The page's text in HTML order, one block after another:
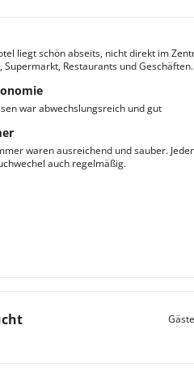
Kühlschrank erwartet Sie das
und planen bereits die
liegt schön abseits, nicht direkt im
Supermarkt, Restaurants und Geschäften.
war abwechslungsreich und gut
waren ausreichend und sauber.
auch regelmäßig.